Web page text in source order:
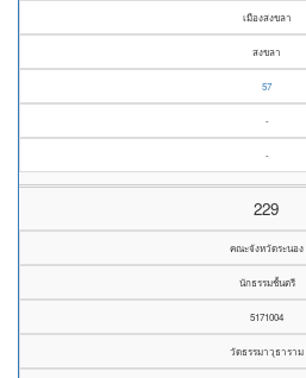
เมืองสงขลา
สงขลา
57
-
-
229
คณะจังหวัดระนอง
นักธรรมชั้นตรี
5171004
วัดธรรมาวุธาราม